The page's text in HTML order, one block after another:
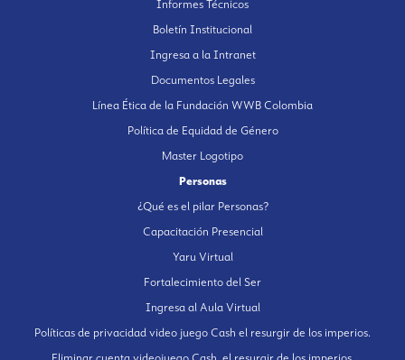
Informes Técnicos
Boletín Institucional
Ingresa a la Intranet
Documentos Legales
Línea Ética de la Fundación WWB Colombia
Política de Equidad de Género
Master Logotipo
Personas
¿Qué es el pilar Personas?
Capacitación Presencial
Yaru Virtual
Fortalecimiento del Ser
Ingresa al Aula Virtual
Políticas de privacidad video juego Cash el resurgir de los imperios.